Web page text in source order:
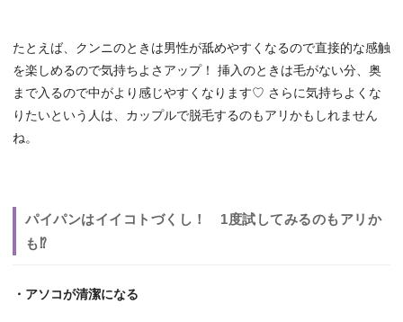
たとえば、クンニのときは男性が舐めやすくなるので直接的な感触
を楽しめるので気持ちよさアップ！ 挿入のときは毛がない分、奥
まで入るので中がより感じやすくなります♡ さらに気持ちよくな
りたいという人は、カップルで脱毛するのもアリかもしれません
ね。
パイパンはイイコトづくし！ 1度試してみるのもアリか
も⁉
・アソコが清潔になる